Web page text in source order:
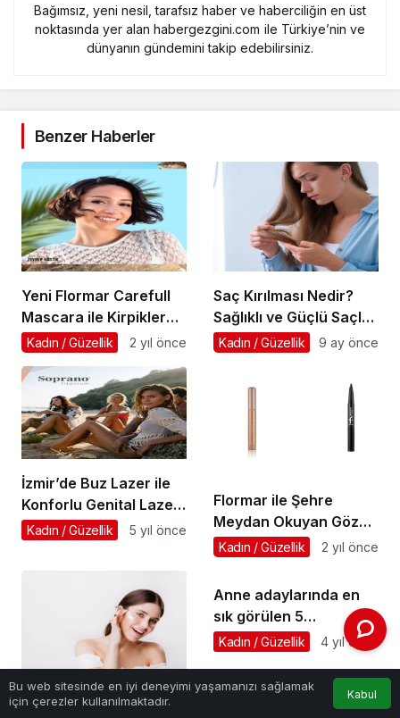
Bağımsız, yeni nesil, tarafsız haber ve haberciliğin en üst
noktasında yer alan habergezgini.com ile Türkiye’nin ve
dünyanın gündemini takip edebilirsiniz.
Benzer Haberler
Yeni Flormar Carefull
Mascara ile Kirpiklerde
“Ekstra Hacim, Ekstra
Kadın / Güzellik 2 yıl önce
Saç Kırılması Nedir?
Sağlıklı ve Güçlü Saçlar
İçin Ne Yapılmalı?
Kadın / Güzellik 9 ay önce
İzmir’de Buz Lazer ile
Konforlu Genital Lazer
Epilasyon
Kadın / Güzellik 5 yıl önce
Flormar ile Şehre
Meydan Okuyan Göz
Alıcı Güzellik!
Kadın / Güzellik 2 yıl önce
Yaz Mevsimine Sağlıklı
Anne adaylarında en
sık görülen 5
enfeksiyon!
Kadın / Güzellik 4 yıl önce
Bu web sitesinde en iyi deneyimi yaşamanızı sağlamak
için çerezler kullanılmaktadır.
Kabul